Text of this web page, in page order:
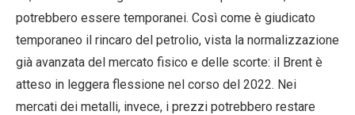
potrebbero essere temporanei. Così come è giudicato
temporaneo il rincaro del petrolio, vista la normalizzazione
già avanzata del mercato fisico e delle scorte: il Brent è
atteso in leggera flessione nel corso del 2022. Nei
mercati dei metalli, invece, i prezzi potrebbero restare